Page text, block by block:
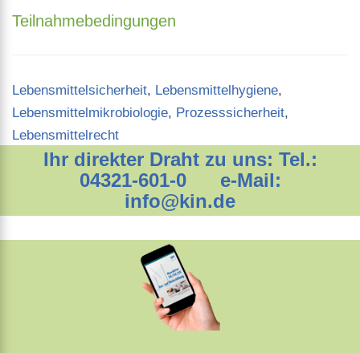
Teilnahmebedingungen
Categories
Lebensmittelsicherheit, Lebensmittelhygiene,
Lebensmittelmikrobiologie, Prozesssicherheit,
Lebensmittelrecht
Ihr direkter Draht zu uns: Tel.:
04321-601-0 e-Mail:
info@kin.de